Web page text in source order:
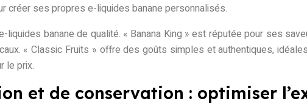
créer ses propres e-liquides banane personnalisés.
liquides banane de qualité. « Banana King » est réputée pour ses
« Classic Fruits » offre des goûts simples et authentiques,
le prix.
et de conservation : optimiser